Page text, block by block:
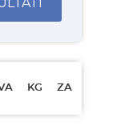
KG ZA